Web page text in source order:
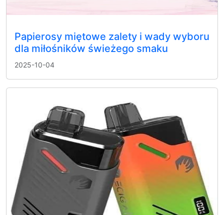
Papierosy miętowe zalety i wady wyboru
dla miłośników świeżego smaku
2025-10-04